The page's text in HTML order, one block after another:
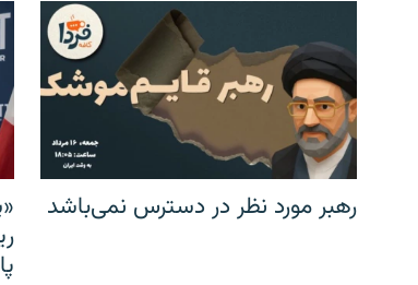
رهبر مورد نظر در دسترس نمی‌باشد